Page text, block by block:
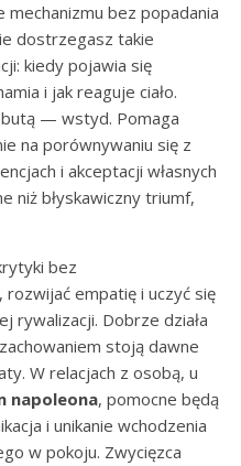
bez popadania
dostrzegasz takie
kiedy pojawia się
i jak reaguje ciało.
butą — wstyd. Pomaga
na porównywaniu się z
i akceptacji własnych
niż błyskawiczny triumf,
bez
empatię i uczyć się
rywalizacji. Dobrze działa
stoją dawne
W relacjach z osobą, u
napoleona, pomocne będą
i unikanie wchodzenia
w pokoju. Zwycięzca